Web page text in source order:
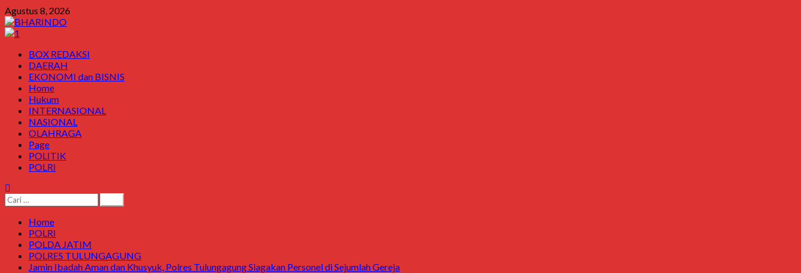
Skip
to
content
Agustus 8, 2026
Primary
Menu
BOX REDAKSI
DAERAH
EKONOMI dan BISNIS
Home
Hukum
INTERNASIONAL
NASIONAL
OLAHRAGA
Page
POLITIK
POLRI
Cari
untuk:
Home
POLRI
POLDA JATIM
POLRES TULUNGAGUNG
Jamin Ibadah Aman dan Khusyuk, Polres Tulungagung Siagakan Personel di Sejumlah Gereja